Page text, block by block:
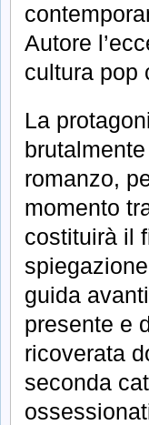
Autore
cultura pop
La
romanzo,
momento
costituirà il
guida
presente e
ricoverata
seconda